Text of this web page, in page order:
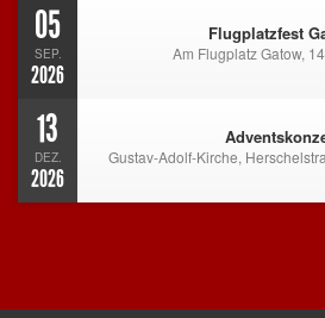
05
SEP.
2026
Flugplatzfest
Am Flugplatz Gatow,
13
DEZ.
2026
Gustav-Adolf-Kirche,